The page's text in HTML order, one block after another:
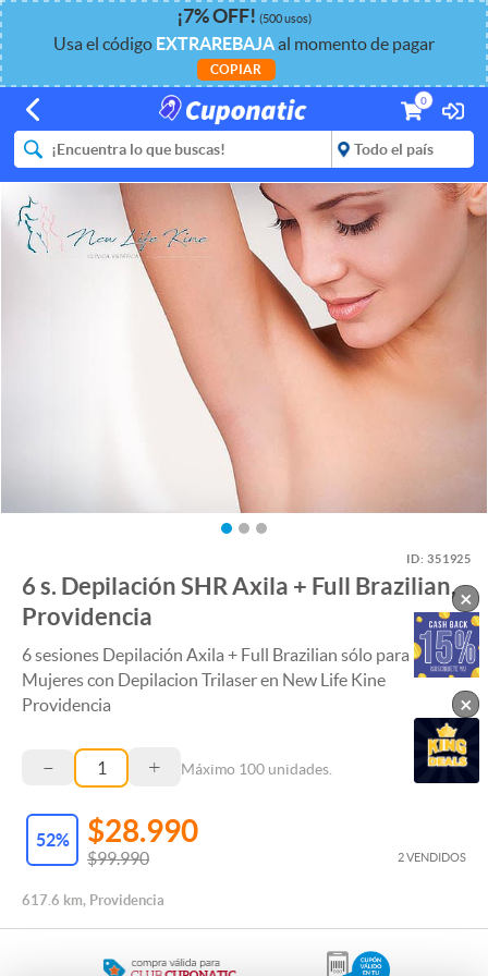
¡7%OFF! (500 usos)
Usa el código EXTRAREBAJAal momento de pagar
COPIAR
0
ID:351925
6 s. Depilación SHR Axila + Full Brazilian,
Providencia
6 sesiones Depilación Axila + Full Brazilian sólo para
Mujeres con Depilacion Trilaser en New Life Kine
Providencia
– + Máximo 100 unidades.
52% $28.990
$99.990 2 VENDIDOS
617.6 km, Providencia
×
×